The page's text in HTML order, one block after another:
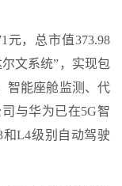
元，总市值373.98
文系统”，实现包
智能座舱监测、代
与华为已在5G智
L4级别自动驾驶